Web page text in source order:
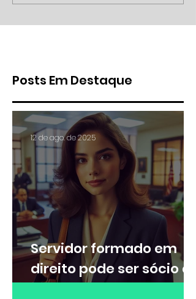
Evite surpresas com essa
Posts Em Destaque
Servidor formado em
direito pode ser sócio de
escritório de advocacia?
12 de ago. de 2025